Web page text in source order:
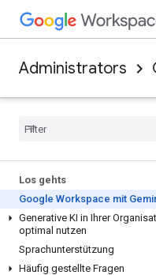
Administrators
Los gehts
Google Workspace mit
Generative KI in Ihrer
optimal nutzen
Sprachunterstützung
Häufig gestellte Fragen